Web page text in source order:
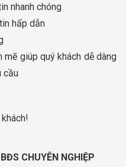
nhanh chóng
hấp dẫn
giúp quý khách dễ dàng
cầu
CHUYÊN NGHIỆP